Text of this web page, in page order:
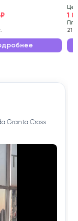
года , вы
1
21
Granta Cross